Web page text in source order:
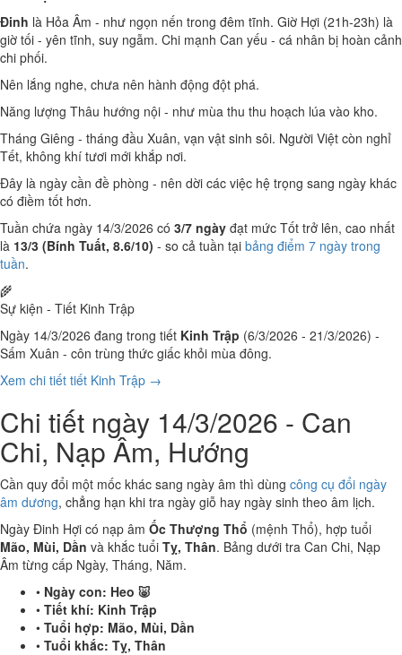
Đinh là Hỏa Âm - như ngọn nến trong đêm tĩnh. Giờ Hợi (21h-23h) là
giờ tối - yên tĩnh, suy ngẫm. Chi mạnh Can yếu - cá nhân bị hoàn cảnh
chi phối.
Nên lắng nghe, chưa nên hành động đột phá.
Năng lượng Thâu hướng nội - như mùa thu thu hoạch lúa vào kho.
Tháng Giêng - tháng đầu Xuân, vạn vật sinh sôi. Người Việt còn nghỉ
Tết, không khí tươi mới khắp nơi.
Đây là ngày cần đề phòng - nên dời các việc hệ trọng sang ngày khác
có điềm tốt hơn.
Tuần chứa ngày 14/3/2026 có 3/7 ngày đạt mức Tốt trở lên, cao nhất
là 13/3 (Bính Tuất, 8.6/10) - so cả tuần tại bảng điểm 7 ngày trong
tuần.
🌾
Sự kiện - Tiết Kinh Trập
Ngày 14/3/2026 đang trong tiết Kinh Trập (6/3/2026 - 21/3/2026) -
Sấm Xuân - côn trùng thức giấc khỏi mùa đông.
Xem chi tiết tiết Kinh Trập →
Chi tiết ngày 14/3/2026 - Can
Chi, Nạp Âm, Hướng
Cần quy đổi một mốc khác sang ngày âm thì dùng công cụ đổi ngày
âm dương, chẳng hạn khi tra ngày giỗ hay ngày sinh theo âm lịch.
Ngày Đinh Hợi có nạp âm Ốc Thượng Thổ (mệnh Thổ), hợp tuổi
Mão, Mùi, Dần và khắc tuổi Tỵ, Thân. Bảng dưới tra Can Chi, Nạp
Âm từng cấp Ngày, Tháng, Năm.
• Ngày con: Heo 🐷
• Tiết khí: Kinh Trập
• Tuổi hợp: Mão, Mùi, Dần
• Tuổi khắc: Tỵ, Thân